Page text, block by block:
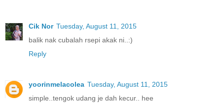
Cik Nor Tuesday, August 11, 2015
balik nak cubalah rsepi akak ni..:)
Reply
yoorinmelacolea Tuesday, August 11, 2015
simple..tengok udang je dah kecur.. hee